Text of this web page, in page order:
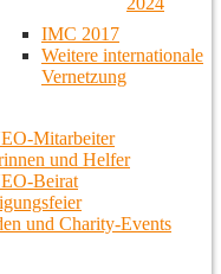
IMC 2017
Weitere internationale
Vernetzung
Mitarbeiter
und Helfer
Beirat
und Charity-Events